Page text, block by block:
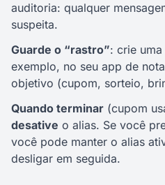
auditoria: qualquer
suspeita.
Guarde o “rastro”: crie
exemplo, no seu app de
objetivo (cupom, sorteio,
Quando terminar (cupom
desative o alias. Se você
você pode manter o alias
desligar em seguida.